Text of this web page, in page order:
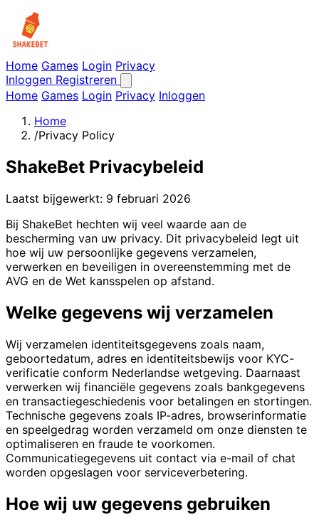
Home Games Login Privacy
Inloggen Registreren
Home Games Login Privacy Inloggen
Home
/Privacy Policy
ShakeBet Privacybeleid
Laatst bijgewerkt: 9 februari 2026
Bij ShakeBet hechten wij veel waarde aan de
bescherming van uw privacy. Dit privacybeleid legt uit
hoe wij uw persoonlijke gegevens verzamelen,
verwerken en beveiligen in overeenstemming met de
AVG en de Wet kansspelen op afstand.
Welke gegevens wij verzamelen
Wij verzamelen identiteitsgegevens zoals naam,
geboortedatum, adres en identiteitsbewijs voor KYC-
verificatie conform Nederlandse wetgeving. Daarnaast
verwerken wij financiële gegevens zoals bankgegevens
en transactiegeschiedenis voor betalingen en stortingen.
Technische gegevens zoals IP-adres, browserinformatie
en speelgedrag worden verzameld om onze diensten te
optimaliseren en fraude te voorkomen.
Communicatiegegevens uit contact via e-mail of chat
worden opgeslagen voor serviceverbetering.
Hoe wij uw gegevens gebruiken